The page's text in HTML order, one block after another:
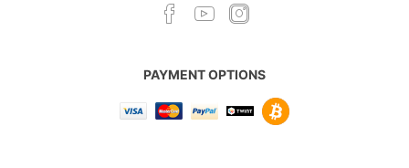
PAYMENT OPTIONS